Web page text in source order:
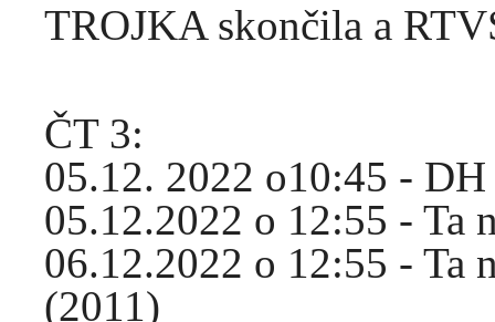
TROJKA skončila a
ČT 3:
05.12. 2022 o10:45 -
05.12.2022 o 12:55 - Ta
06.12.2022 o 12:55 - Ta
(2011)